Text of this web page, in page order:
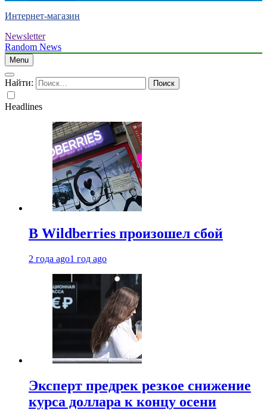
Интернет-магазин
Newsletter
Random News
Menu
Найти:
Headlines
В Wildberries произошел сбой
2 года ago1 год ago
Эксперт предрек резкое снижение
курса доллара к концу осени